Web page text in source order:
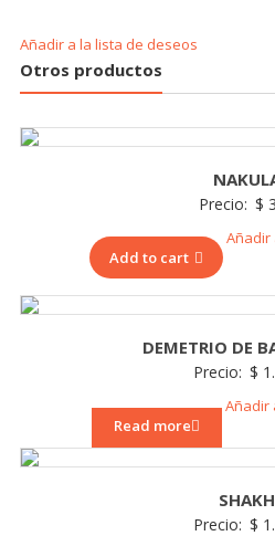
Añadir a la lista de deseos
Otros productos
Precio: $
Add to cart
Añadir
DEMETRIO DE
Precio: $
Read more
Añadir
SHAKH
Precio: $